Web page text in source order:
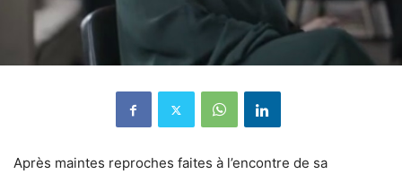
Après maintes reproches faites à l’encontre de sa